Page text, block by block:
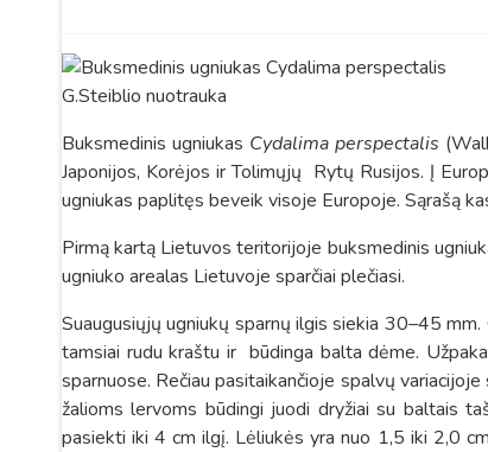
G.Steiblio nuotrauka
Buksmedinis ugniukas Cydalima perspectalis
Japonijos, Korėjos ir Tolimųjų Rytų Rusijos. Į
ugniukas paplitęs beveik visoje Europoje. Sąrašą
Pirmą kartą Lietuvos teritorijoje buksmedinis
ugniuko arealas Lietuvoje sparčiai plečiasi.
Suaugusiųjų ugniukų sparnų ilgis siekia 30–45 mm.
tamsiai rudu kraštu ir būdinga balta dėme.
sparnuose. Rečiau pasitaikančioje spalvų
žalioms lervoms būdingi juodi dryžiai su baltais
pasiekti iki 4 cm ilgį. Lėliukės yra nuo 1,5 iki 2,0